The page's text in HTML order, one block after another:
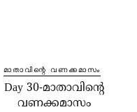
മാതാവിന്റെ വണക്കമാസം
Day 30-മാതാവിന്റെ
വണക്കമാസം